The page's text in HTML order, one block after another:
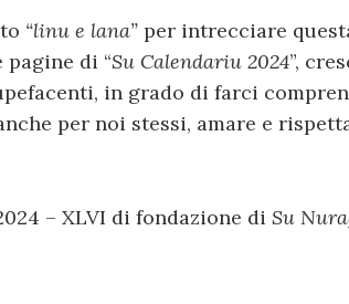
“linu e lana” per intrecciare
di “Su Calendariu 2024”,
in grado di farci
per noi stessi, amare e
– XLVI di fondazione di Su